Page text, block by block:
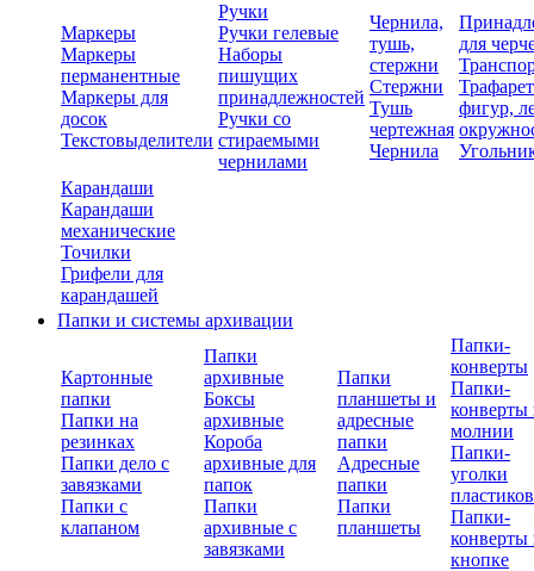
Маркеры
Маркеры
перманентные
Маркеры для
досок
Текстовыделители
Ручки
Ручки гелевые
Наборы
пишущих
принадлежностей
Ручки со
стираемыми
чернилами
Чернила,
тушь,
стержни
Стержни
Тушь
чертежная
Чернила
для
фигур,
Карандаши
Карандаши
механические
Точилки
Грифели для
карандашей
Папки и системы архивации
Картонные
папки
Папки на
резинках
Папки дело с
завязками
Папки с
клапаном
Папки
архивные
Боксы
архивные
Короба
архивные для
папок
Папки
архивные с
завязками
Папки
планшеты и
адресные
папки
Адресные
папки
Папки
планшеты
Папки-
конверты
Папки-
конверты
молнии
Папки-
уголки
Папки-
конверты
кнопке